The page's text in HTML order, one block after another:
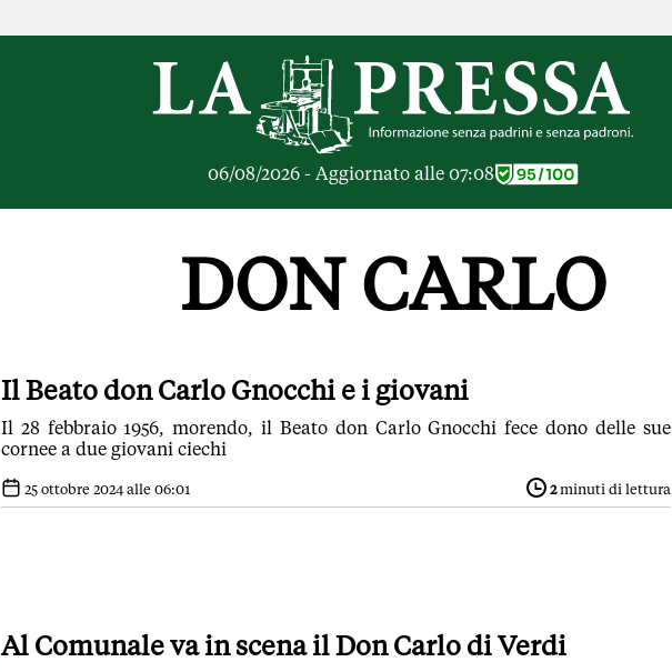
RUBRICHE
Ruote Libere
Dossier Inceneritore
Dossier Cave
Necrologie
Consigli di investimento
Tutte le Rubriche
OPINIONI
Lettere al Direttore
Parola d'Autore
Il Galeotto
Cronache Pandemiche
Tutte le Opinioni
Rubriche
06/08/2026 - Aggiornato alle 07:08
DON CARLO
Il Beato don Carlo Gnocchi e i giovani
Il 28 febbraio 1956, morendo, il Beato don Carlo Gnocchi fece dono delle sue
cornee a due giovani ciechi
25 ottobre 2024 alle 06:01 2minuti di lettura
Al Comunale va in scena il Don Carlo di Verdi